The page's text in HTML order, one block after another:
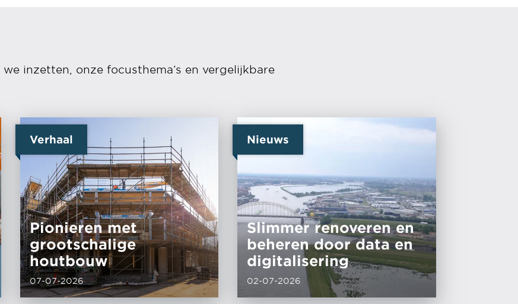
inzetten, onze focusthema’s en vergelijkbare
Verhaal
Pionieren met
grootschalige
houtbouw
07-07-2026
Nieuws
Slimmer renoveren en
beheren door data en
digitalisering
02-07-2026